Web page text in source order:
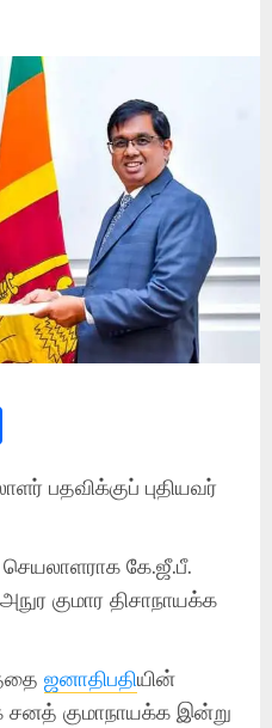
பதவிக்குப் புதியவர்
கே.ஜீ.பீ.
குமார திசாநாயக்க
ஜனாதிபதியின்
சனத் குமாநாயக்க இன்று